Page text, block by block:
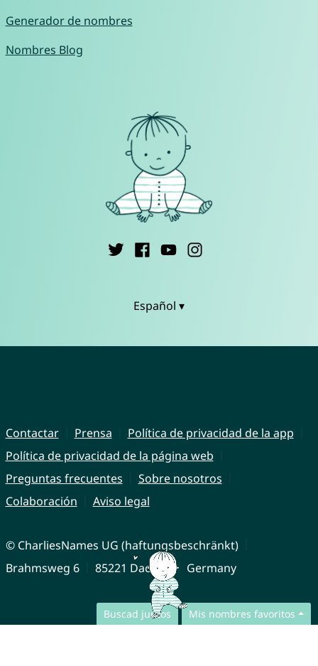
Buscad juntos Mis nombres favoritos
Generador de nombres
Nombres Blog
Español ▾
Contactar Prensa
Política de privacidad de la app
Política de privacidad de la página web
Preguntas frecuentes
Sobre nosotros
Colaboración
Aviso legal
© CharliesNames UG (haftungsbeschränkt)
Brahmsweg 6
85221 Dachau Germany